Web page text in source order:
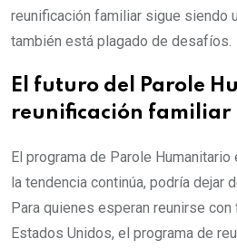
reunificación familiar sigue siendo
también está plagado de desafíos.
El futuro del Parole
reunificación familiar
El programa de Parole
la tendencia continúa, podría dejar
Para quienes esperan reunirse
Estados Unidos, el programa de